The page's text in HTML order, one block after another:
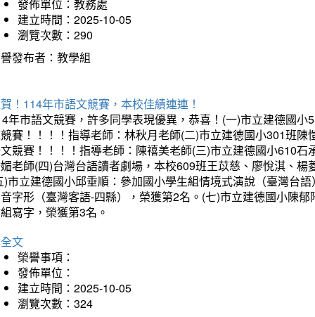
發佈單位：教務處
建立時間：2025-10-05
瀏覽次數：290
發布者：教學組
！114年市語文競賽，本校佳績連連！
年市語文競賽，許多同學表現優異，恭喜！(一)市立建德國
賽！！！！指導老師：林秋月老師(二)市立建德國小301班
競賽！！！！指導老師：陳禧美老師(三)市立建德國小610
老師(四)台灣台語讀者劇場，本校609班王苡慈、廖悅淇、
)市立建德國小邱垂順：參加國小學生組情境式演說（臺灣台
字形（臺灣客語-四縣），榮獲第2名。(七)市立建德國小陳
寫字，榮獲第3名。
文
榮譽事項：
發佈單位：
建立時間：2025-10-05
瀏覽次數：324